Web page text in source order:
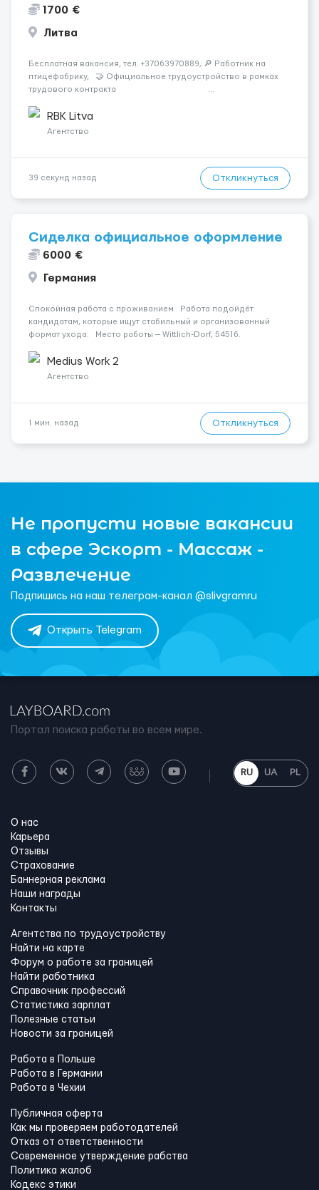
1700 €
Литва
Бесплатная вакансия, тел. +37063970889, 🔎 Работник на
птицефабрику, 🤝 Официальное трудоустройство в рамках
трудового контракта ...
RBK Litva
Агентство
39 секунд назад Откликнуться
Сиделка официальное оформление
6000 €
Германия
Спокойная работа с проживанием Работа подойдёт
кандидатам, которые ищут стабильный и организованный
формат ухода. Место работы — Wittlich-Dorf, 54516.
за жінкою. Мобильность пациента: Мобільни...
Medius Work 2
Агентство
1 мин. назад Откликнуться
Не пропусти новые вакансии
в сфере Эскорт - Массаж -
Развлечение
Подпишись на наш телеграм-канал @slivgramru
Открыть Telegram
Портал поиска работы во всем мире.
RU UA PL
О нас
Карьера
Отзывы
Страхование
Баннерная реклама
Наши награды
Контакты
Агентства по трудоустройству
Найти на карте
Форум о работе за границей
Найти работника
Справочник профессий
Статистика зарплат
Полезные статьи
Новости за границей
Работа в Польше
Работа в Германии
Работа в Чехии
Публичная оферта
Как мы проверяем работодателей
Отказ от ответственности
Современное утверждение рабства
Политика жалоб
Кодекс этики